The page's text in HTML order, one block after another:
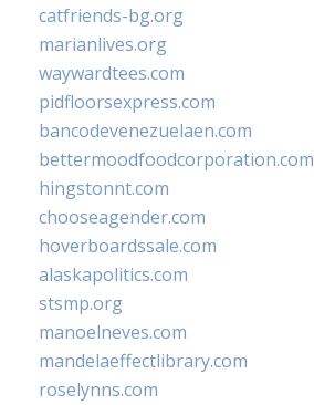
catfriends-bg.org
marianlives.org
waywardtees.com
pidfloorsexpress.com
bancodevenezuelaen.com
bettermoodfoodcorporation.com
hingstonnt.com
chooseagender.com
hoverboardssale.com
alaskapolitics.com
stsmp.org
manoelneves.com
mandelaeffectlibrary.com
roselynns.com